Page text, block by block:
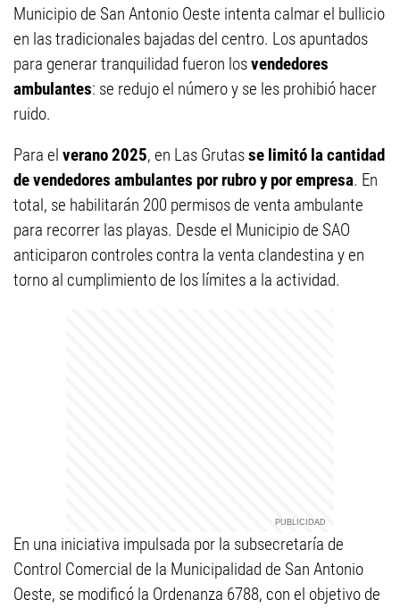
Municipio de San Antonio Oeste intenta calmar el bullicio
en las tradicionales bajadas del centro. Los apuntados
para generar tranquilidad fueron losvendedores
ambulantes: se redujo el número y se les prohibió hacer
ruido.
Para el verano 2025, en Las Grutasse limitó la cantidad
de vendedores ambulantes por rubro y por empresa. En
total, se habilitarán 200 permisos de venta ambulante
para recorrer las playas. Desde el Municipio de SAO
anticiparon controles contra la venta clandestina y en
torno al cumplimiento de los límites a la actividad.
En una iniciativa impulsada por la subsecretaría de
Control Comercial de la Municipalidad de San Antonio
Oeste, se modificó la Ordenanza 6788, con el objetivo de